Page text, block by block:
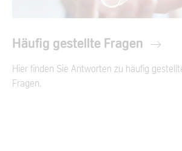
Häufig gestellte Fragen
Hier finden Sie Antworten zu häufig
Fragen.